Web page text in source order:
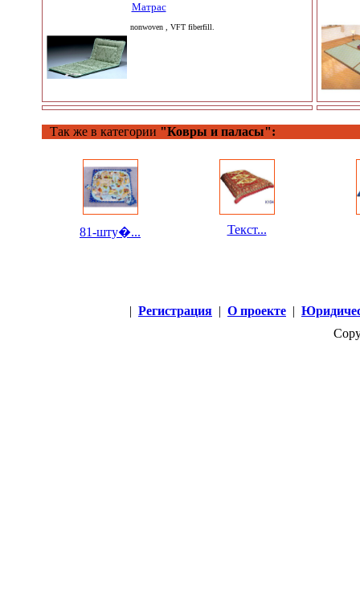
Матрас
nonwoven , VFT fiberfill.
Так же в категории "Ковры и паласы":
81-шту�... Текст...
| Регистрация | О проекте |